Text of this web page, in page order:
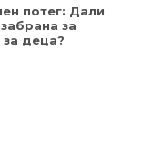
потег: Дали
за
деца?